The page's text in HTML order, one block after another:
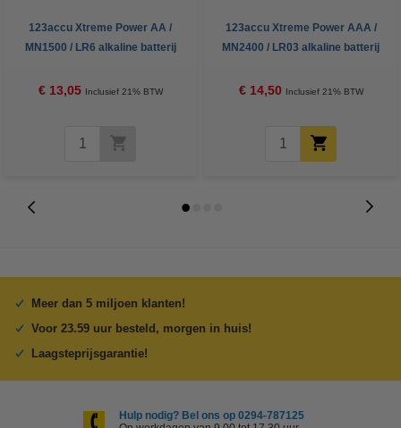
123accu Xtreme Power AA /
MN1500 / LR6 alkaline batterij
€ 13,05 Inclusief 21% BTW
123accu Xtreme Power AAA /
MN2400 / LR03 alkaline batterij
€ 14,50 Inclusief 21% BTW
Meer dan 5 miljoen klanten!
Voor 23.59 uur besteld, morgen in huis!
Laagsteprijsgarantie!
Hulp nodig? Bel ons op 0294-787125